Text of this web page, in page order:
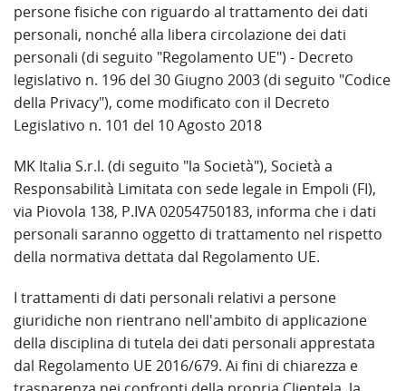
persone fisiche con riguardo al trattamento dei dati
personali, nonché alla libera circolazione dei dati
personali (di seguito "Regolamento UE") - Decreto
legislativo n. 196 del 30 Giugno 2003 (di seguito "Codice
della Privacy"), come modificato con il Decreto
Legislativo n. 101 del 10 Agosto 2018
MK Italia S.r.l. (di seguito "la Società"), Società a
Responsabilità Limitata con sede legale in Empoli (FI),
via Piovola 138, P.IVA 02054750183, informa che i dati
personali saranno oggetto di trattamento nel rispetto
della normativa dettata dal Regolamento UE.
I trattamenti di dati personali relativi a persone
giuridiche non rientrano nell'ambito di applicazione
della disciplina di tutela dei dati personali apprestata
dal Regolamento UE 2016/679. Ai fini di chiarezza e